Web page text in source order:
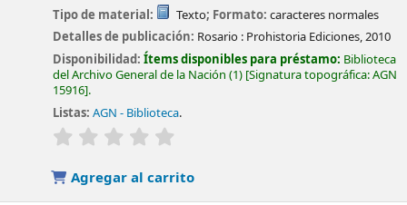
Tipo de material:
Texto; Formato: caracteres normales
Detalles de publicación: Rosario : Prohistoria Ediciones,2010
Disponibilidad:Ítems disponibles para préstamo: Biblioteca
del Archivo General de la Nación (1) Signatura topográfica:AGN
15916 .
Listas: AGN - Biblioteca.
valoración
Agregar al carrito